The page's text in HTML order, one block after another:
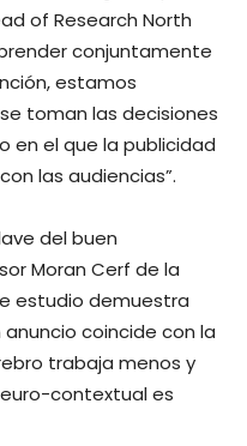
of Research North
conjuntamente
estamos
toman las decisiones
en el que la publicidad
las audiencias”.
del buen
Moran Cerf de la
estudio demuestra
coincide con la
trabaja menos y
contextual es